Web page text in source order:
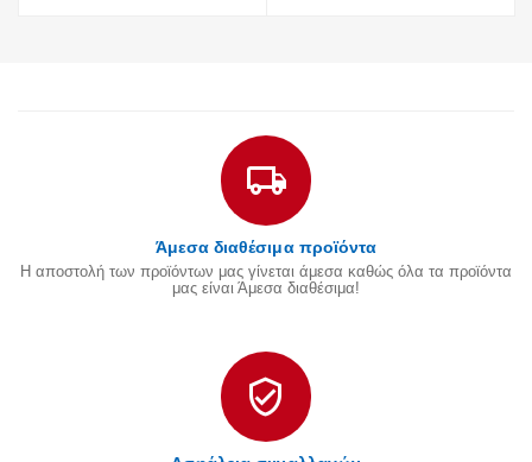
Άμεσα διαθέσιμα προϊόντα
Η αποστολή των προϊόντων μας γίνεται άμεσα καθώς όλα τα προϊόντα
μας είναι Άμεσα διαθέσιμα!